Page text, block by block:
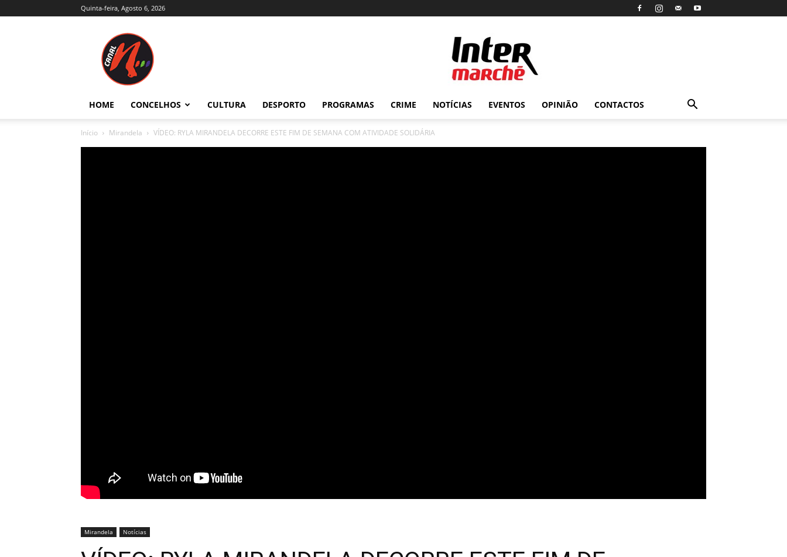
Quinta-feira, Agosto 6, 2026
Trás-
e
Alto
HOME CONCELHOS CULTURA DESPORTO PROGRAMAS CRIME NOTÍCIAS EVENTOS OPINIÃO CONTACTOS
Início Mirandela VÍDEO: RYLA MIRANDELA DECORRE ESTE FIM DE SEMANA COM ATIVIDADE SOLIDÁRIA
Mirandela Notícias